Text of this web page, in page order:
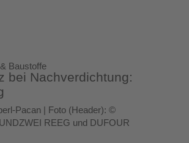
Baustoffe
bei Nachverdichtung:
Pacan | Foto (Header): ©
REEG und DUFOUR